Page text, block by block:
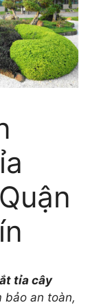
tỉa cây
bảo an toàn,